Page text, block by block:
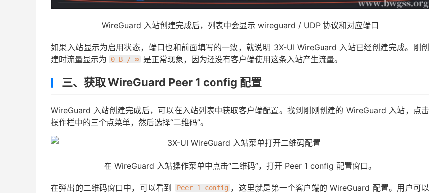
WireGuard 入站创建完成后，列表中会显示 wireguard / UDP 协议和对应端口
如果入站显示为启用状态，端口也和前面填写的一致，就说明 3X-UI WireGuard 入站已经创建完成。刚创
建时流量显示为
0 B / ∞ 是正常现象，因为还没有客户端使用这条入站产生流量。
三、获取 WireGuard Peer 1 config 配置
WireGuard 入站创建完成后，可以在入站列表中获取客户端配置。找到刚刚创建的 WireGuard 入站，点击
操作栏中的三个点菜单，然后选择“二维码”。
在 WireGuard 入站操作菜单中点击“二维码”，打开 Peer 1 config 配置窗口。
在弹出的二维码窗口中，可以看到 Peer 1 config ，这里就是第一个客户端的 WireGuard 配置。用户可以